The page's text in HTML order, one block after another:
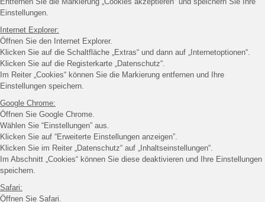
Einstellungen.
Internet Explorer:
Öffnen Sie den Internet Explorer.
Klicken Sie auf die Schaltfläche „Extras“ und dann auf „Internetoptionen“.
Klicken Sie auf die Registerkarte „Datenschutz“.
Im Reiter „Cookies“ können Sie die Markierung entfernen und Ihre
Einstellungen speichern.
Google Chrome:
Öffnen Sie Google Chrome.
Wählen Sie “Einstellungen” aus.
Klicken Sie auf “Erweiterte Einstellungen anzeigen”.
Klicken Sie im Reiter „Datenschutz“ auf „Inhaltseinstellungen“.
Im Abschnitt „Cookies“ können Sie diese deaktivieren und Ihre Einstellungen
speichern.
Safari:
Öffnen Sie Safari.